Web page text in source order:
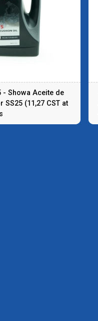
- Showa Aceite de
(11,27 CST at